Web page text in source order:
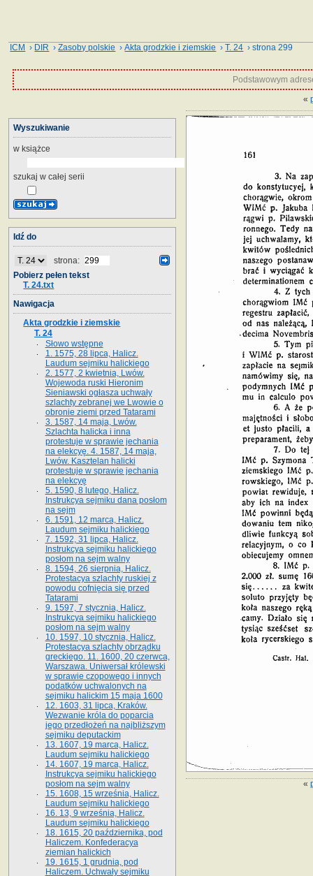
ICM › DIR ›Zasoby polskie ›Akta grodzkie i ziemskie ›T. 24 › strona 299
Podstawowym
«
«
Wyszukiwanie
w książce
szukaj w całej serii
Idź do
strona:
Pobierz pełen tekst
T. 24.txt
Nawigacja
Akta grodzkie i ziemskie
T. 24
Słowo wstępne
1. 1575, 28 lipca, Halicz.
Laudum sejmiku halickiego
2. 1577, 2 kwietnia, Lwów.
Wojewoda ruski Hieronim
Sieniawski ogłasza uchwały
szlachty zebranej we Lwowie o
obronie ziemi przed Tatarami
3. 1587, 14 maja, Lwów.
Szlachta halicka i inna
protestuje w sprawie jechania
na elekcyę. 4. 1587, 14 maja,
Lwów. Kasztelan halicki
protestuje w sprawie jechania
na elekcyę
5. 1590, 8 lutego, Halicz.
Instrukcya sejmiku dana posłom
na sejm
6. 1591, 12 marca, Halicz.
Laudum sejmiku halickiego
7. 1592, 31 lipca, Halicz.
Instrukcya sejmiku halickiego
posłom na sejm walny
8. 1594, 26 sierpnia, Halicz.
Protestacya szlachty ruskiej z
powodu cofnięcia się przed
Tatarami
9. 1597, 7 stycznia, Halicz.
Instrukcya sejmiku halickiego
posłom na sejm walny
10. 1597, 10 stycznia, Halicz.
Protestacya szlachty obrządku
greckiego. 11. 1600, 20 czerwca,
Warszawa. Uniwersał królewski
w sprawie czopowego i innych
podatków uchwalonych na
sejmiku halickim 15 maja 1600
12. 1603, 31 lipca, Kraków.
Wezwanie króla do poparcia
jego przedłożeń na najbliższym
sejmiku deputackim
13. 1607, 19 marca, Halicz.
Laudum sejmiku halickiego
14. 1607, 19 marca, Halicz.
Instrukcya sejmiku halickiego
posłom na sejm walny
15. 1608, 15 września, Halicz.
Laudum sejmiku halickiego
16. 13, 9 września, Halicz.
Laudum sejmiku halickiego
18. 1615, 20 października, pod
Haliczem. Konfederacya
ziemian halickich
19. 1615, 1 grudnia, pod
Haliczem. Uchwały sejmiku